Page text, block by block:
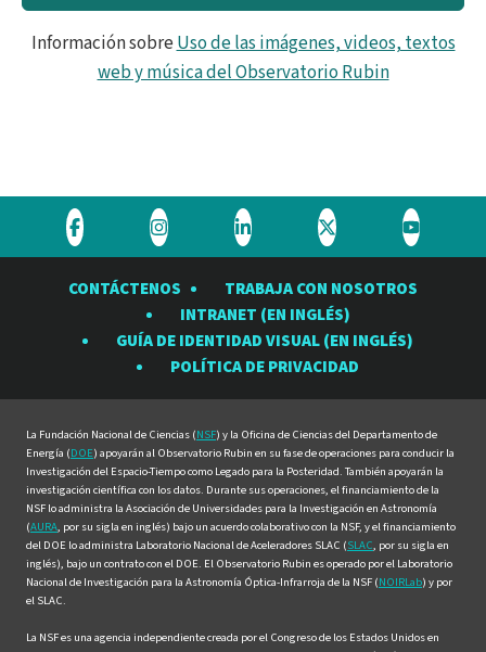
Información sobreUso de las imágenes, videos, textos
web y música del Observatorio Rubin
Visite
Observatorio
Visite
Observatorio
Rubin
en
Visite
Observatorio
Rubin
en
Visite
Observatorio
Rubin
en
Visite
Rubin
en
CONTÁCTENOS
TRABAJA CON NOSOTROS
INTRANET (EN INGLÉS)
GUÍA DE IDENTIDAD VISUAL (EN INGLÉS)
POLÍTICA DE PRIVACIDAD
La Fundación Nacional de Ciencias (NSF) y la Oficina de Ciencias del Departamento de
Energía (DOE) apoyarán al Observatorio Rubin en su fase de operaciones para conducir la
Investigación del Espacio-Tiempo como Legado para la Posteridad. También apoyarán la
investigación científica con los datos. Durante sus operaciones, el financiamiento de la
NSF lo administra la Asociación de Universidades para la Investigación en Astronomía
(AURA, por su sigla en inglés) bajo un acuerdo colaborativo con la NSF, y el financiamiento
del DOE lo administra Laboratorio Nacional de Aceleradores SLAC (SLAC, por su sigla en
inglés), bajo un contrato con el DOE. El Observatorio Rubin es operado por el Laboratorio
Nacional de Investigación para la Astronomía Óptica-Infrarroja de la NSF (NOIRLab) y por
el SLAC.
La NSF es una agencia independiente creada por el Congreso de los Estados Unidos en